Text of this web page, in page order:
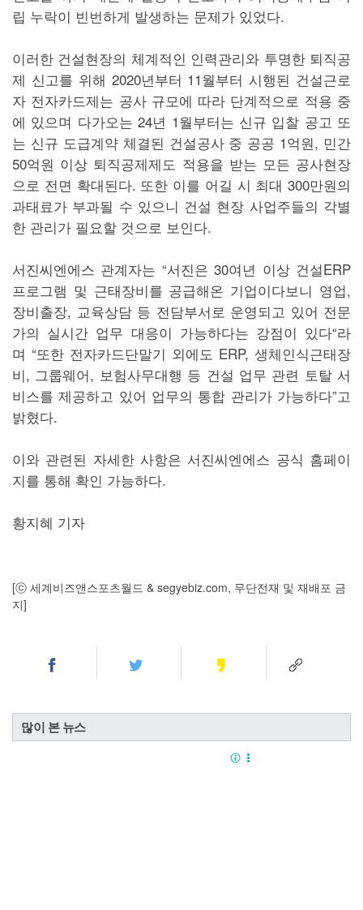
립 누락이 빈번하게 발생하는 문제가 있었다.
이러한 건설현장의 체계적인 인력관리와 투명한 퇴직공
제 신고를 위해 2020년부터 11월부터 시행된 건설근로
자 전자카드제는 공사 규모에 따라 단계적으로 적용 중
에 있으며 다가오는 24년 1월부터는 신규 입찰 공고 또
는 신규 도급계약 체결된 건설공사 중 공공 1억원, 민간
50억원 이상 퇴직공제제도 적용을 받는 모든 공사현장
으로 전면 확대된다. 또한 이를 어길 시 최대 300만원의
과태료가 부과될 수 있으니 건설 현장 사업주들의 각별
한 관리가 필요할 것으로 보인다.
서진씨엔에스 관계자는 “서진은 30여년 이상 건설ERP
프로그램 및 근태장비를 공급해온 기업이다보니 영업,
장비출장, 교육상담 등 전담부서로 운영되고 있어 전문
가의 실시간 업무 대응이 가능하다는 강점이 있다“라
며 “또한 전자카드단말기 외에도 ERP, 생체인식근태장
비, 그룹웨어, 보험사무대행 등 건설 업무 관련 토탈 서
비스를 제공하고 있어 업무의 통합 관리가 가능하다”고
밝혔다.
이와 관련된 자세한 사항은 서진씨엔에스 공식 홈페이
지를 통해 확인 가능하다.
황지혜 기자
[ⓒ 세계비즈앤스포츠월드 & segyebiz.com, 무단전재 및 재배포 금
지]
많이 본 뉴스